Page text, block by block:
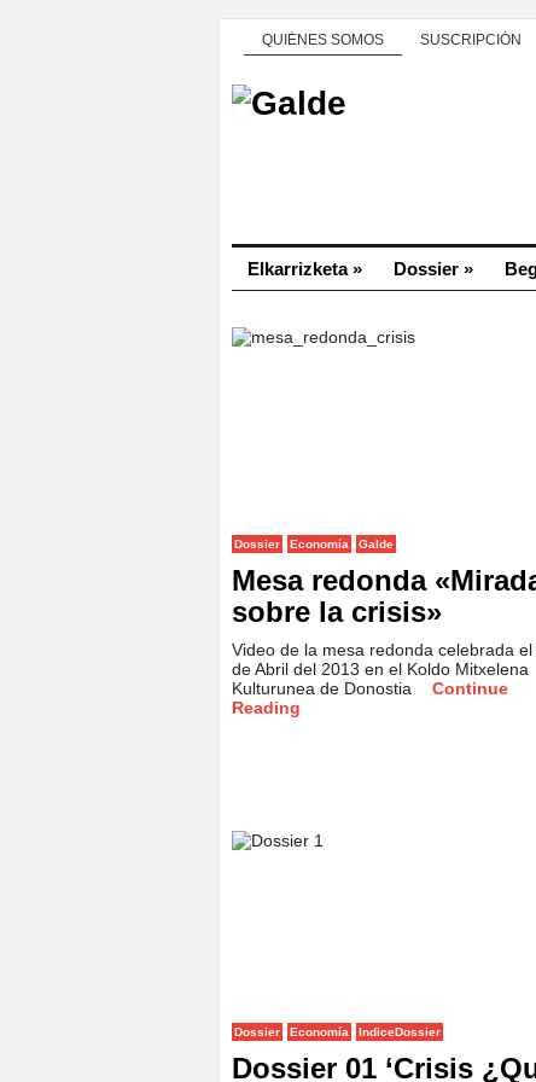
QUIÉNES SOMOS SUSCRIPCIÓN
Elkarrizketa» Dossier »
Dossier Economía Galde
Mesa redonda
sobre la crisis»
Video de la mesa redonda celebrada el
de Abril del 2013 en el Koldo Mitxelena
Kulturunea de Donostia
Continue
Reading
Dossier Economía IndiceDossier
Dossier 01 ‘Crisis